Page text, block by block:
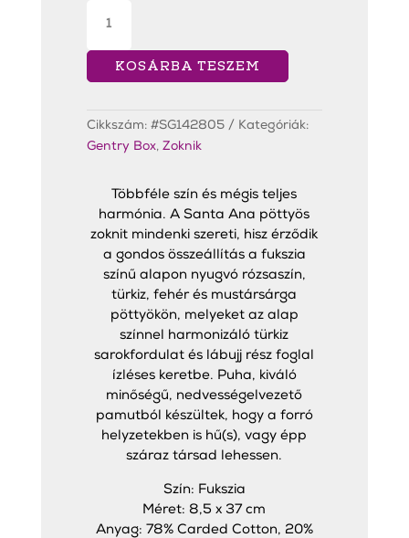
Ana
Zokni
mennyiség
KOSÁRBA TESZEM
Cikkszám: #SG142805
Kategóriák:
Gentry Box, Zoknik
Többféle szín és mégis teljes
harmónia. A Santa Ana pöttyös
zoknit mindenki szereti, hisz érződik
a gondos összeállítás a fukszia
színű alapon nyugvó rózsaszín,
türkiz, fehér és mustársárga
pöttyökön, melyeket az alap
színnel harmonizáló türkiz
sarokfordulat és lábujj rész foglal
ízléses keretbe. Puha, kiváló
minőségű, nedvességelvezető
pamutból készültek, hogy a forró
helyzetekben is hű(s), vagy épp
száraz társad lehessen.
Szín: Fukszia
Méret: 8,5 x 37 cm
Anyag: 78% Carded Cotton, 20%